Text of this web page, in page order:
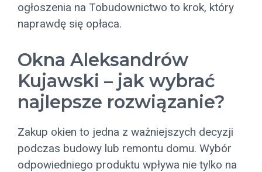
ogłoszenia na Tobudownictwo to krok, który
naprawdę się opłaca.
Okna Aleksandrów
Kujawski – jak wybrać
najlepsze rozwiązanie?
Zakup okien to jedna z ważniejszych decyzji
podczas budowy lub remontu domu. Wybór
odpowiedniego produktu wpływa nie tylko na